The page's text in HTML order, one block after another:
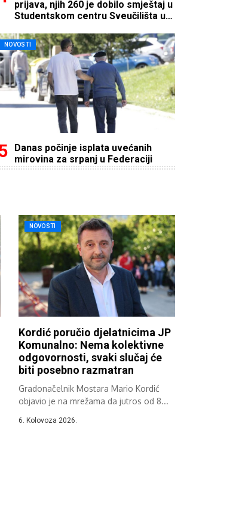
prijava, njih 260 je dobilo smještaj u
Studentskom centru Sveučilišta u
NOVOSTI
Danas počinje isplata uvećanih
mirovina za srpanj u Federaciji
NOVOSTI
Kordić poručio djelatnicima JP
Komunalno: Nema kolektivne
odgovornosti, svaki slučaj će
biti posebno razmatran
Gradonačelnik Mostara Mario Kordić
objavio je na mrežama da jutros od 8...
6. Kolovoza 2026.